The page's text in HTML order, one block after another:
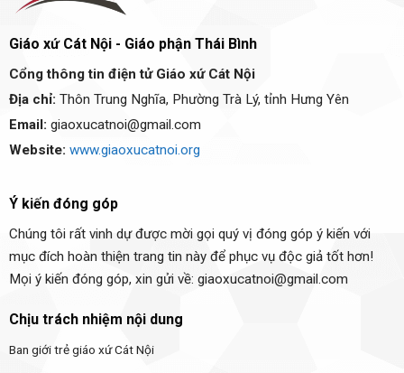
Giáo xứ Cát Nội - Giáo phận Thái Bình
Cổng thông tin điện tử Giáo xứ Cát Nội
Địa chỉ: Thôn Trung Nghĩa, Phường Trà Lý, tỉnh Hưng Yên
Email: giaoxucatnoi@gmail.com
Website: www.giaoxucatnoi.org
Ý kiến đóng góp
Chúng tôi rất vinh dự được mời gọi quý vị đóng góp ý kiến với
mục đích hoàn thiện trang tin này để phục vụ độc giả tốt hơn!
Mọi ý kiến đóng góp, xin gửi về: giaoxucatnoi@gmail.com
Chịu trách nhiệm nội dung
Ban giới trẻ giáo xứ Cát Nội